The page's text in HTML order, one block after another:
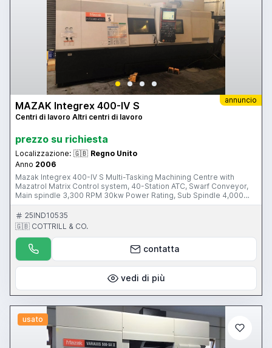
annuncio
MAZAK Integrex 400-IV S
Centri di lavoro Altri centri di lavoro
prezzo su richiesta
Localizzazione: 🇬🇧 Regno Unito
Anno 2006
Mazak Integrex 400-IV S Multi-Tasking Machining Centre with
Mazatrol Matrix Control system, 40-Station ATC, Swarf Conveyor,
Main spindle 3,300 RPM 30kw Power Rating, Sub Spindle 4,000
RPM 26kw Power Rating, Milling Spindle 1,200 RPM, 19kw power
rating, Axis travels X = 630mm Y = 230mm Z = 1585mm B =225
degrees, Maximum turning diameter 760mm, Maximum turning
length 1524mm, Distance between centres 1500mm, Fitted with 15”
main chuck, 12” sub spindle chuck, , Milling spindle C5 spindle
taper, tool pre-setter, . S/No. 105010 (2006) Please Note: This Item
is located in Aberdeen, Scotland This Item is part of an Online
Auction Sale ending on Tuesday 26th April 2016 at 3pm (UK Time)
Please visit our website for full details: www.cottandco.com
25IND10535
🇬🇧 COTTRILL & CO.
contatta
vedi di più
usato